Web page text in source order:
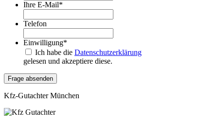
Ihre E-Mail*
Telefon
Einwilligung*
Ich habe die Datenschutzerklärung
gelesen und akzeptiere diese.
Kfz-Gutachter München